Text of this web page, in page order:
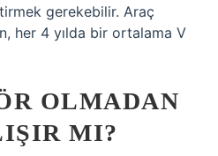
gerekebilir. Araç
her 4 yılda bir ortalama V
OLMADAN
MI?